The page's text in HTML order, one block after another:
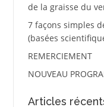
de la graisse du
7 façons simples
(basées
REMERCIEMENT
NOUVEAU
Articles